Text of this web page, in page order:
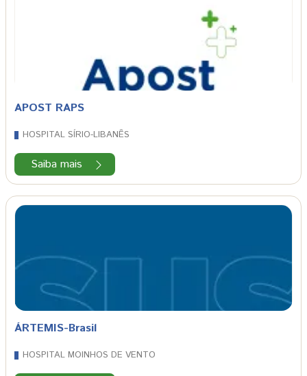
APOST RAPS
HOSPITAL SÍRIO-LIBANÊS
Saiba mais
ÁRTEMIS-Brasil
HOSPITAL MOINHOS DE VENTO